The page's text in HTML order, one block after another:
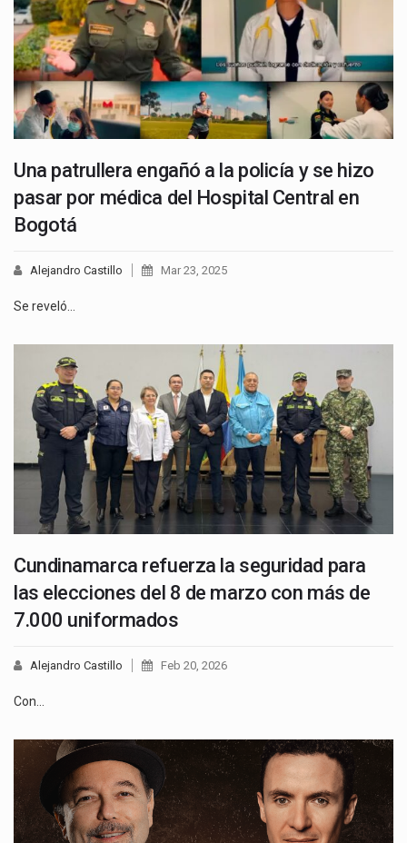
Una patrullera engañó a la policía y se hizo
pasar por médica del Hospital Central en
Bogotá
Alejandro Castillo Mar 23, 2025
Se reveló…
Cundinamarca refuerza la seguridad para
las elecciones del 8 de marzo con más de
7.000 uniformados
Alejandro Castillo Feb 20, 2026
Con…